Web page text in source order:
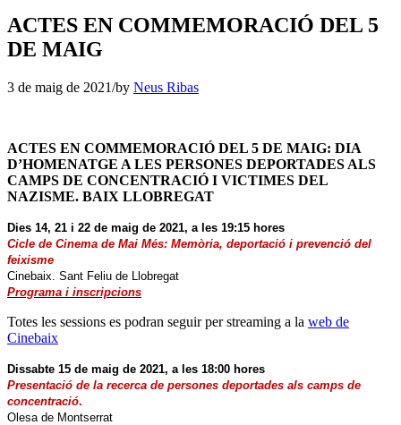
ACTES EN COMMEMORACIÓ DEL 5
DE MAIG
3 de maig de 2021/by Neus Ribas
ACTES EN COMMEMORACIÓ DEL 5 DE MAIG: DIA
D’HOMENATGE A LES PERSONES DEPORTADES ALS
CAMPS DE CONCENTRACIÓ I VICTIMES DEL
NAZISME. BAIX LLOBREGAT
Dies 14, 21 i 22 de maig de 2021, a les 19:15 hores
Cicle de Cinema de Mai Més: Memòria, deportació i prevenció del
feixisme
Cinebaix. Sant Feliu de Llobregat
Programa i inscripcions
Totes les sessions es podran seguir per streaming a la web de
Cinebaix
Dissabte 15 de maig de 2021, a les 18:00 hores
Presentació de la recerca de persones deportades als camps de
concentració.
Olesa de Montserrat